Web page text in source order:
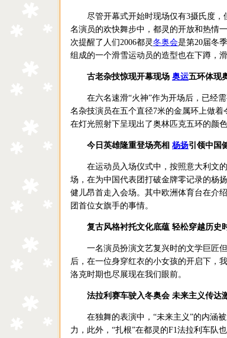
尽管开幕式开始时现场仅有3摄氏度，
名演员的欢快舞步中，都灵的开放和热情
次提醒了人们2006都灵冬奥会是第20届冬
组成的一个滑雪运动员的造型也在下蹲，
古老杂技惊现开幕现场 奥运五环体现
在六名速滑“火神”作为开场后，已经需
名杂技演员在五个直径7米的金属环上做
在灯光照射下呈现出了奥林匹克五环的颜
今日英雄隆重登场亮相 杨扬引领中国
在运动员入场仪式中，按照意大利文的
场，在为中国代表团打破金牌零记录的杨
健儿昂首走入会场。其中欧洲体育台在介
团首位女旗手的事情。
复古风格衬托文化底蕴 轻松穿越历史
一名演员扮演文艺复兴时的文学巨匠但
后，在一位身穿红衣的小女孩的开启下，
洛克时期也尽展现在我们眼前。
法拉利赛车驶入冬奥会 未来主义传达
在独舞的表演中，“未来主义”的内涵被
力，此外，“扎根”在都灵的F1法拉利车队